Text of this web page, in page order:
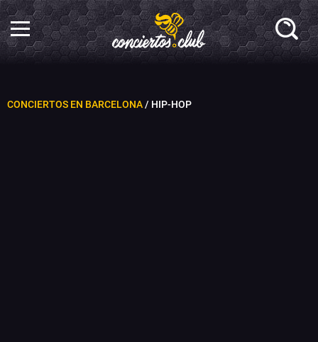
CONCIERTOS EN BARCELONA/ HIP-HOP